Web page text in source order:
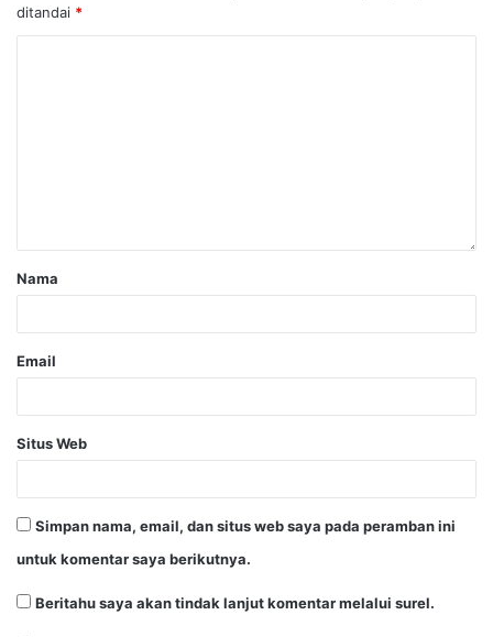
ditandai *
Nama
Email
Situs Web
Simpan nama, email, dan situs web saya pada peramban ini
untuk komentar saya berikutnya.
Beritahu saya akan tindak lanjut komentar melalui surel.